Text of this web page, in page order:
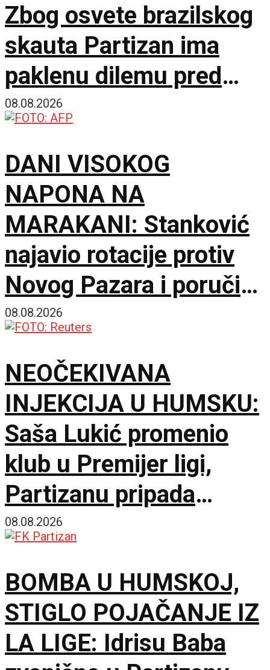
Zbog osvete brazilskog
skauta Partizan ima
paklenu dilemu pred
Hetafe!
08.08.2026
DANI VISOKOG
NAPONA NA
MARAKANI: Stanković
najavio rotacije protiv
Novog Pazara i poručio
– Nije pitanje života i
maksimum!
08.08.2026
NEOČEKIVANA
INJEKCIJA U HUMSKU:
Saša Lukić promenio
klub u Premijer ligi,
Partizanu pripada
fantastičnih 300.000
08.08.2026
BOMBA U HUMSKOJ,
STIGLO POJAČANJE IZ
LA LIGE: Idrisu Baba